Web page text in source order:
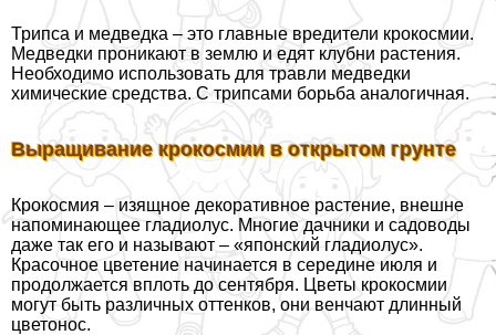
Трипса и медведка – это главные вредители крокосмии.
Медведки проникают в землю и едят клубни растения.
Необходимо использовать для травли медведки
химические средства. С трипсами борьба аналогичная.
Выращивание крокосмии в открытом грунте
Крокосмия – изящное декоративное растение, внешне
напоминающее гладиолус. Многие дачники и садоводы
даже так его и называют – «японский гладиолус».
Красочное цветение начинается в середине июля и
продолжается вплоть до сентября. Цветы крокосмии
могут быть различных оттенков, они венчают длинный
цветонос.